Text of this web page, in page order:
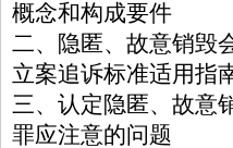
概念和构成要件
二、隐匿、故意销毁
立案追诉标准适用指
三、认定隐匿、故意
罪应注意的问题